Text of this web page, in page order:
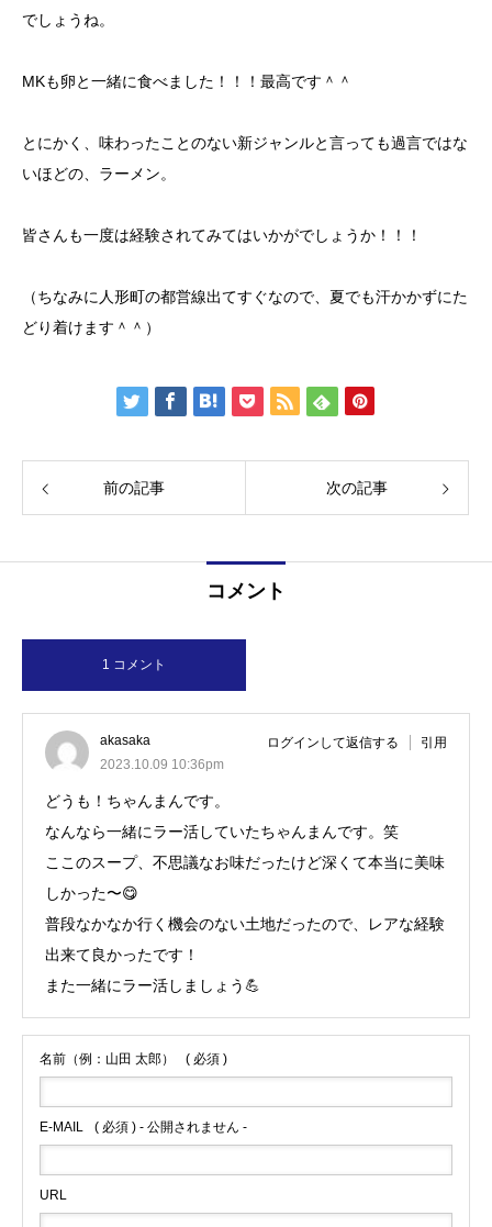
でしょうね。
MKも卵と一緒に食べました！！！最高です＾＾
とにかく、味わったことのない新ジャンルと言っても過言ではな
いほどの、ラーメン。
皆さんも一度は経験されてみてはいかがでしょうか！！！
（ちなみに人形町の都営線出てすぐなので、夏でも汗かかずにた
どり着けます＾＾）
前の記事 次の記事
コメント
1 コメント
akasaka
2023.10.09 10:36pm
ログインして返信する 引用
どうも！ちゃんまんです。
なんなら一緒にラー活していたちゃんまんです。笑
ここのスープ、不思議なお味だったけど深くて本当に美味
しかった〜😋
普段なかなか行く機会のない土地だったので、レアな経験
出来て良かったです！
また一緒にラー活しましょう💪
名前（例：山田 太郎） ( 必須 )
E-MAIL ( 必須 ) - 公開されません -
URL